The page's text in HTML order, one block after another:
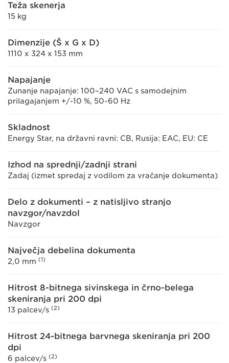
Teža skenerja
15 kg
Dimenzije (Š x G x D)
1110 x 324 x 153 mm
Napajanje
Zunanje napajanje: 100–240 VAC s samodejnim
prilagajanjem +/-10 %, 50~60 Hz
Skladnost
Energy Star, na državni ravni: CB, Rusija: EAC, EU: CE
Izhod na sprednji/zadnji strani
Zadaj (izmet spredaj z vodilom za vračanje dokumenta)
Delo z dokumenti – z natisljivo stranjo
navzgor/navzdol
Navzgor
Največja debelina dokumenta
2,0 mm (1)
Hitrost 8-bitnega sivinskega in črno-belega
skeniranja pri 200 dpi
13 palcev/s (2)
Hitrost 24-bitnega barvnega skeniranja pri 200
dpi
6 palcev/s (2)